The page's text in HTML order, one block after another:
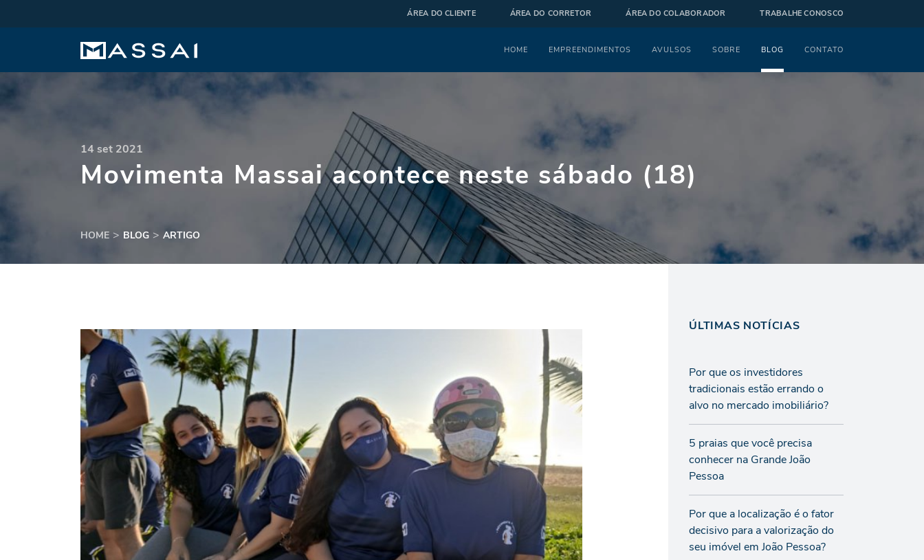
ÁREA DO CLIENTE ÁREA DO CORRETOR ÁREA DO COLABORADOR TRABALHE CONOSCO
Menu
HOME EMPREENDIMENTOS AVULSOS SOBRE BLOG CONTATO
14 set 2021
Movimenta Massai acontece neste sábado (18)
HOME BLOG ARTIGO
ÚLTIMAS NOTÍCIAS
Por que os investidores
tradicionais estão errando o
alvo no mercado imobiliário?
5 praias que você precisa
conhecer na Grande João
Pessoa
Por que a localização é o fator
decisivo para a valorização do
seu imóvel em João Pessoa?